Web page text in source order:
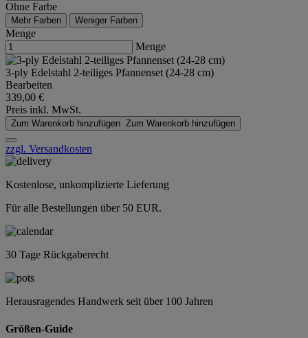
Ohne Farbe
Mehr Farben Weniger Farben
Menge
Menge
3-ply Edelstahl 2-teiliges Pfannenset (24-28 cm)
Bearbeiten
339,00 €
Preis inkl. MwSt.
Zum Warenkorb hinzufügen Zum Warenkorb hinzufügen
zzgl. Versandkosten
Kostenlose, unkomplizierte Lieferung
Für alle Bestellungen über 50 EUR.
30 Tage Rückgaberecht
Herausragendes Handwerk seit über 100 Jahren
Größen-Guide